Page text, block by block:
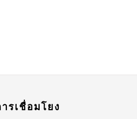
ารเชื่อมโยง